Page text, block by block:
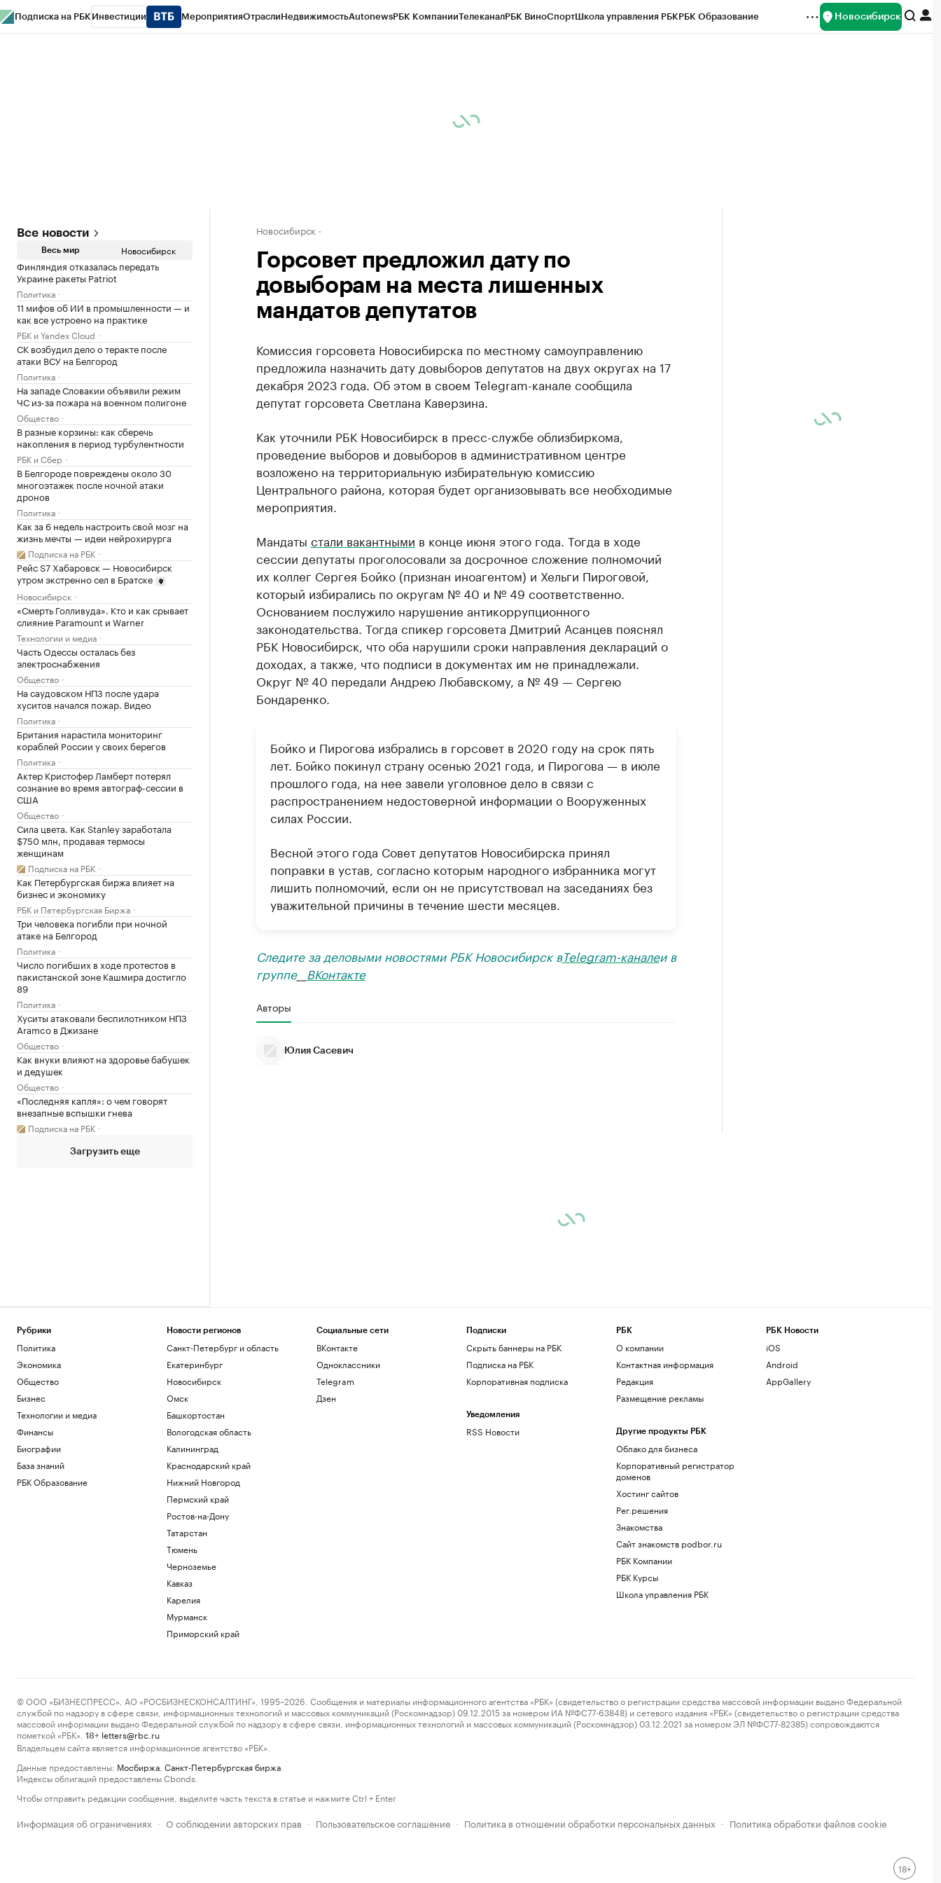
Подписка на РБК Инвестиции МероприятияОтраслиНедвижимостьAutonewsРБК КомпанииТелеканалРБК ВиноСпортШкола управления РБКРБК Образование Новосибирск
Все новости
Весь мир Новосибирск
Финляндия отказалась передать
Украине ракеты Patriot
Политика
11 мифов об ИИ в промышленности — и
как все устроено на практике
РБК и Yandex Cloud
СК возбудил дело о теракте после
атаки ВСУ на Белгород
Политика
На западе Словакии объявили режим
ЧС из-за пожара на военном полигоне
Общество
В разные корзины: как сберечь
накопления в период турбулентности
РБК и Сбер
В Белгороде повреждены около 30
многоэтажек после ночной атаки
дронов
Политика
Как за 6 недель настроить свой мозг на
жизнь мечты — идеи нейрохирурга
Подписка на РБК
Рейс S7 Хабаровск — Новосибирск
утром экстренно сел в Братске
Новосибирск
«Смерть Голливуда». Кто и как срывает
слияние Paramount и Warner
Технологии и медиа
Часть Одессы осталась без
электроснабжения
Общество
На саудовском НПЗ после удара
хуситов начался пожар. Видео
Политика
Британия нарастила мониторинг
кораблей России у своих берегов
Политика
Актер Кристофер Ламберт потерял
сознание во время автограф-сессии в
США
Общество
Сила цвета. Как Stanley заработала
$750 млн, продавая термосы
женщинам
Подписка на РБК
Как Петербургская биржа влияет на
бизнес и экономику
РБК и Петербургская Биржа
Три человека погибли при ночной
атаке на Белгород
Политика
Число погибших в ходе протестов в
пакистанской зоне Кашмира достигло
89
Политика
Хуситы атаковали беспилотником НПЗ
Aramco в Джизане
Общество
Как внуки влияют на здоровье бабушек
и дедушек
Общество
«Последняя капля»: о чем говорят
внезапные вспышки гнева
Подписка на РБК
Загрузить еще
Новосибирск
Горсовет предложил дату по
довыборам на места лишенных
мандатов депутатов
Комиссия горсовета Новосибирска по местному самоуправлению
предложила назначить дату довыборов депутатов на двух округах на 17
декабря 2023 года. Об этом в своем Telegram-канале сообщила
депутат горсовета Светлана Каверзина.
Как уточнили РБК Новосибирск в пресс-службе облизбиркома,
проведение выборов и довыборов в административном центре
возложено на территориальную избирательную комиссию
Центрального района, которая будет организовывать все необходимые
мероприятия.
Мандаты стали вакантными в конце июня этого года. Тогда в ходе
сессии депутаты проголосовали за досрочное сложение полномочий
их коллег Сергея Бойко (признан иноагентом) и Хельги Пироговой,
который избирались по округам № 40 и № 49 соответственно.
Основанием послужило нарушение антикоррупционного
законодательства. Тогда спикер горсовета Дмитрий Асанцев пояснял
РБК Новосибирск, что оба нарушили сроки направления деклараций о
доходах, а также, что подписи в документах им не принадлежали.
Округ № 40 передали Андрею Любавскому, а № 49 — Сергею
Бондаренко.
Бойко и Пирогова избрались в горсовет в 2020 году на срок пять
лет. Бойко покинул страну осенью 2021 года, и Пирогова — в июле
прошлого года, на нее завели уголовное дело в связи с
распространением недостоверной информации о Вооруженных
силах России.
Весной этого года Совет депутатов Новосибирска принял
поправки в устав, согласно которым народного избранника могут
лишить полномочий, если он не присутствовал на заседаниях без
уважительной причины в течение шести месяцев.
Следите за деловыми новостями РБК Новосибирск вTelegram-каналеи в
группе__ ВКонтакте
Авторы
Юлия Сасевич
Рубрики
Политика
Экономика
Общество
Бизнес
Технологии и медиа
Финансы
Биографии
База знаний
РБК Образование
Новости регионов
Санкт-Петербург и область
Екатеринбург
Новосибирск
Омск
Башкортостан
Вологодская область
Калининград
Краснодарский край
Нижний Новгород
Пермский край
Ростов-на-Дону
Татарстан
Тюмень
Черноземье
Кавказ
Карелия
Мурманск
Приморский край
Социальные сети
ВКонтакте
Одноклассники
Telegram
Дзен
Подписки
Скрыть баннеры на РБК
Подписка на РБК
Корпоративная подписка
Уведомления
RSS Новости
РБК
О компании
Контактная информация
Редакция
Размещение рекламы
Другие продукты РБК
Облако для бизнеса
Корпоративный регистратор
доменов
Хостинг сайтов
Рег.решения
Знакомства
Сайт знакомств podbor.ru
РБК Компании
РБК Курсы
Школа управления РБК
РБК Новости
iOS
Android
AppGallery
© ООО «БИЗНЕСПРЕСС», АО «РОСБИЗНЕСКОНСАЛТИНГ», 1995–2026. Сообщения и материалы информационного агентства «РБК» (свидетельство о регистрации средства массовой информации выдано Федеральной
службой по надзору в сфере связи, информационных технологий и массовых коммуникаций (Роскомнадзор) 09.12.2015 за номером ИА №ФС77-63848) и сетевого издания «РБК» (свидетельство о регистрации средства
массовой информации выдано Федеральной службой по надзору в сфере связи, информационных технологий и массовых коммуникаций (Роскомнадзор) 03.12.2021 за номером ЭЛ №ФС77-82385) сопровождаются
пометкой «РБК».
18+ letters@rbc.ru
Владельцем сайта является информационное агентство «РБК».
Данные предоставлены: Мосбиржа Санкт-Петербургская биржа
Индексы облигаций предоставлены Cbonds.
Чтобы отправить редакции сообщение, выделите часть текста в статье и нажмите Ctrl + Enter
Информация об ограничениях · О соблюдении авторских прав · Пользовательское соглашение · Политика в отношении обработки персональных данных · Политика обработки файлов cookie
18+